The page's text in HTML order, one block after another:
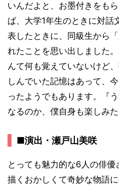
いんだよと、お墨付きをも
ば、大学1年生のときに対話
表したときに、同級生から
れたことを思い出しました
んて何も覚えていないけど
しんでいた記憶はあって、
ったようでもあります。『
なるのか、僕自身も楽しみた
■演出・瀬戸山美咲
とっても魅力的な6人の俳
描くおかしくて奇妙な物語